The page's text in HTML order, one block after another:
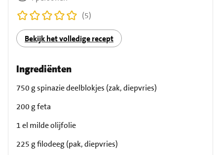
(5)
Bekijk het volledige recept
Ingrediënten
750 g spinazie deelblokjes (zak, diepvries)
200 g feta
1 el milde olijfolie
225 g filodeeg (pak, diepvries)